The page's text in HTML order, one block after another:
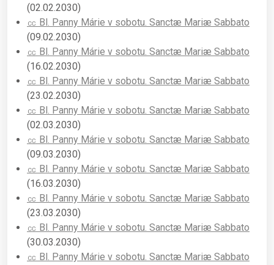
(02.02.2030)
㏄ Bl. Panny Márie v sobotu. Sanctæ Mariæ Sabbato
(09.02.2030)
㏄ Bl. Panny Márie v sobotu. Sanctæ Mariæ Sabbato
(16.02.2030)
㏄ Bl. Panny Márie v sobotu. Sanctæ Mariæ Sabbato
(23.02.2030)
㏄ Bl. Panny Márie v sobotu. Sanctæ Mariæ Sabbato
(02.03.2030)
㏄ Bl. Panny Márie v sobotu. Sanctæ Mariæ Sabbato
(09.03.2030)
㏄ Bl. Panny Márie v sobotu. Sanctæ Mariæ Sabbato
(16.03.2030)
㏄ Bl. Panny Márie v sobotu. Sanctæ Mariæ Sabbato
(23.03.2030)
㏄ Bl. Panny Márie v sobotu. Sanctæ Mariæ Sabbato
(30.03.2030)
㏄ Bl. Panny Márie v sobotu. Sanctæ Mariæ Sabbato